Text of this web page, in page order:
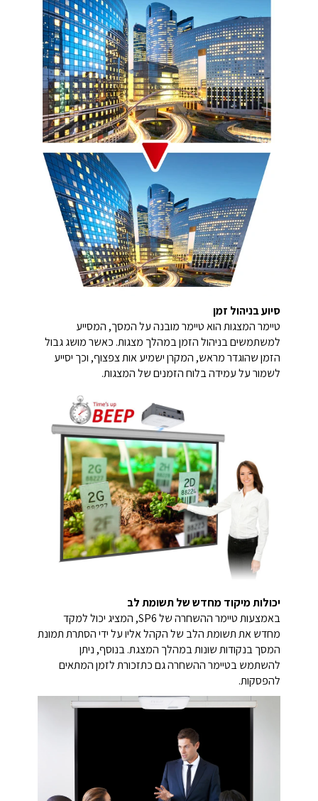
סיוע בניהול זמן
טיימר המצגות הוא טיימר מובנה על המסך, המסייע
למשתמשים בניהול הזמן במהלך מצגות. כאשר מושג גבול
הזמן שהוגדר מראש, המקרן ישמיע אות צפצוף, וכך יסייע
לשמור על עמידה בלוח הזמנים של המצגות.
יכולות מיקוד מחדש של תשומת לב
באמצעות טיימר ההשחרה של SP6, המציג יכול למקד
מחדש את תשומת הלב של הקהל אליו על ידי הסתרת תמונת
המסך בנקודות שונות במהלך המצגת. בנוסף, ניתן
להשתמש בטיימר ההשחרה גם כתזכורת לזמן המתאים
להפסקות.